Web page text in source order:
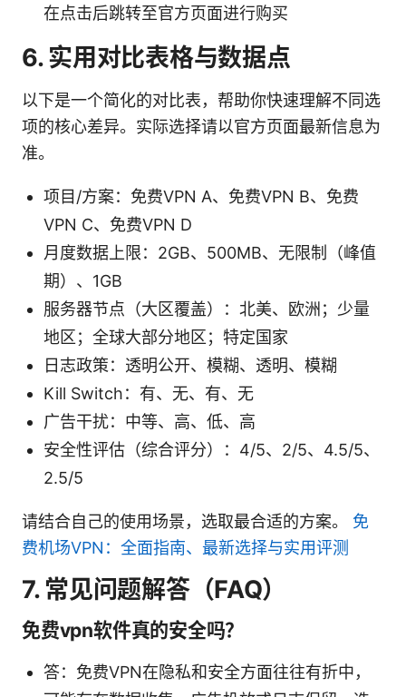
在点击后跳转至官方页面进行购买
6. 实用对比表格与数据点
以下是一个简化的对比表，帮助你快速理解不同选
项的核心差异。实际选择请以官方页面最新信息为
准。
项目/方案：免费VPN A、免费VPN B、免费
VPN C、免费VPN D
月度数据上限：2GB、500MB、无限制（峰值
期）、1GB
服务器节点（大区覆盖）：北美、欧洲；少量
地区；全球大部分地区；特定国家
日志政策：透明公开、模糊、透明、模糊
Kill Switch：有、无、有、无
广告干扰：中等、高、低、高
安全性评估（综合评分）：4/5、2/5、4.5/5、
2.5/5
请结合自己的使用场景，选取最合适的方案。 免
费机场VPN：全面指南、最新选择与实用评测
7. 常见问题解答（FAQ）
免费vpn软件真的安全吗？
答：免费VPN在隐私和安全方面往往有折中，